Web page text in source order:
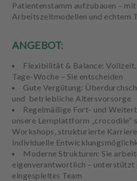
Patientenstamm aufzubauen –
Arbeitszeitmodellen und echtem
ANGEBOT:
Flexibilität & Balance:
Tage-Woche – Sie entscheiden
Gute Vergütung:
und betriebliche Altersvorsorge
Regelmäßige Fort- und
unsere Lernplattform „crocodile“
Workshops, strukturierte
individuelle
Moderne Strukturen: Sie
eigenverantwortlich – unterstützt
eingespieltes Team